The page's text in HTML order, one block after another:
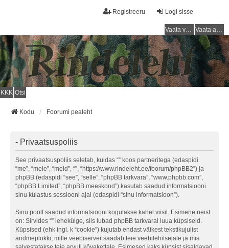
Logi sisse
Registreeru
Vaata vastamata teemasi Vaata aktiivseid teemasid
KKK Otsi
Kodu Foorumi pealeht
- Privaatsuspoliis
See privaatsuspoliis seletab, kuidas “” koos partneritega (edaspidi
“me”, “meie”, “meid”, “”, “https://www.rindeleht.ee/foorum/phpBB2”) ja
phpBB (edaspidi “see”, “selle”, “phpBB tarkvara”, “www.phpbb.com”,
“phpBB Limited”, “phpBB meeskond”) kasutab saadud informatsiooni
sinu külastus sessiooni ajal (edaspidi “sinu informatsioon”).
Sinu poolt saadud informatsiooni kogutakse kahel viisil. Esimene neist
on: Sirvides “” lehekülge, siis lubad phpBB tarkvaral luua küpsiseid.
Küpsised (ehk ingl. k “cookie”) kujutab endast väikest tekstikujulist
andmeplokki, mille veebiserver saadab teie veebilehitsejale ja mis